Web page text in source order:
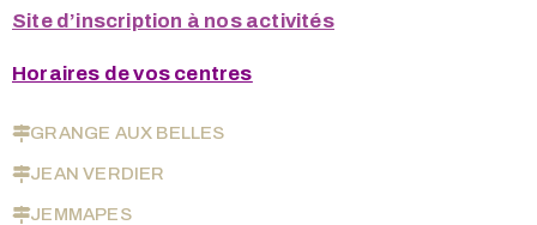
Site d’inscription à nos activités
Horaires de vos centres
GRANGE AUX BELLES
JEAN VERDIER
JEMMAPES